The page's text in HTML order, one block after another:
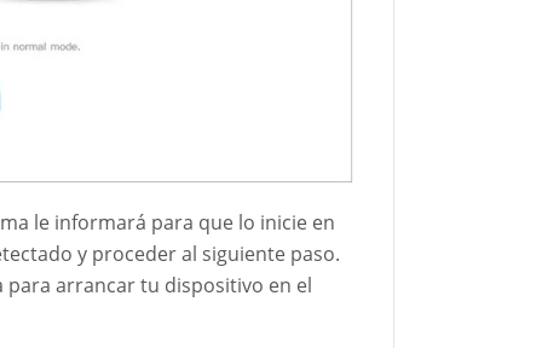
le informará para que lo inicie en
y proceder al siguiente paso.
arrancar tu dispositivo en el